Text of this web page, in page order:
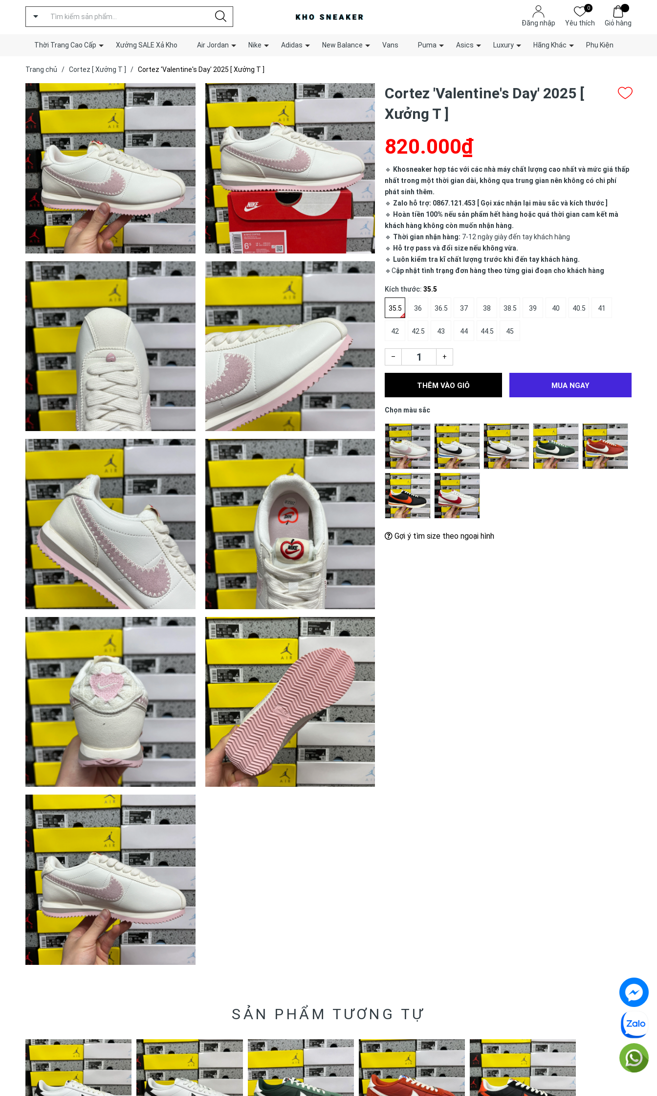
Đăng nhập
0
Yêu thích Giỏ hàng
Thời Trang Cao Cấp Xưởng SALE Xả Kho Air Jordan Nike Adidas New Balance Vans Puma Asics Luxury Hãng Khác Phụ Kiện
Trang chủ / Cortez [ Xưởng T ] / Cortez 'Valentine's Day' 2025 [ Xưởng T ]
Cortez 'Valentine's Day' 2025 [
Xưởng T ]
820.000₫
🔹 Khosneaker hợp tác với các nhà máy chất lượng cao nhất và mức giá thấp
nhất trong một thời gian dài, không qua trung gian nên không có chi phí
phát sinh thêm.
🔹 Zalo hỗ trợ: 0867.121.453 [ Gọi xác nhận lại màu sắc và kích thước ]
🔹 Hoàn tiền 100% nếu sản phẩm hết hàng hoặc quá thời gian cam kết mà
khách hàng không còn muốn nhận hàng.
🔹 Thời gian nhận hàng: 7-12 ngày giày đến tay khách hàng
🔹 Hỗ trợ pass và đổi size nếu không vừa.
🔹 Luôn kiểm tra kĩ chất lượng trước khi đến tay khách hàng.
🔹Cập nhật tình trạng đơn hàng theo từng giai đoạn cho khách hàng
Kích thước: 35.5
35.5 36 36.5 37 38 38.5 39 40 40.5 41
42 42.5 43 44 44.5 45
– +
THÊM VÀO GIỎ MUA NGAY
Chọn màu sắc
Gợi ý tìm size theo ngoại hình
SẢN PHẨM TƯƠNG TỰ